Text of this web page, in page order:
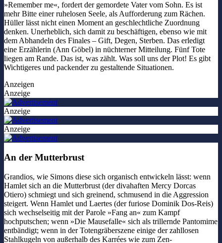
»Remember me«, fordert der gemordete Vater vom Sohn. Es ist
mehr Bitte einer ruhelosen Seele, als Aufforderung zum Rächen.
Hüller lässt nicht einen Moment an geschlechtliche Zuordnung
denken. Unerheblich, sich damit zu beschäftigen, ebenso wie mit
dem Abhandeln des Finales – Gift, Degen, Sterben. Das erledigt
eine Erzählerin (Ann Göbel) in nüchterner Mitteilung. Fünf Tote
liegen am Rande. Das ist, was zählt. Was soll uns der Plot! Es gibt
Wichtigeres und packender zu gestaltende Situationen.
Anzeigen
Anzeige
Anzeige
Anzeige
An der Mutterbrust
Grandios, wie Simons diese sich organisch entwickeln lässt: wenn
Hamlet sich an die Mutterbrust (der divahaften Mercy Dorcas
Otiero) schmiegt und sich greinend, schmusend in die Aggression
steigert. Wenn Hamlet und Laertes (der furiose Dominik Dos-Reis)
sich wechselseitig mit der Parole »Fang an« zum Kampf
hochputschen; wenn »Die Mausefalle« sich als trillernde Pantomime
entbändigt; wenn in der Totengräberszene einige der zahllosen
Stahlkugeln von außerhalb des Karrées wie zum Zen-